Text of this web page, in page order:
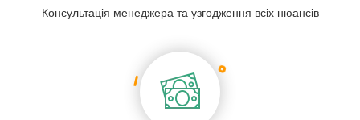
Консультація менеджера та узгодження всіх нюансів